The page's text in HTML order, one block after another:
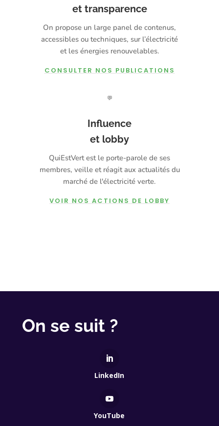
et transparence
On propose un large panel de contenus,
accessibles ou techniques, sur l’électricité
et les énergies renouvelables.
CONSULTER NOS PUBLICATIONS
💬
Influence
et lobby
QuiEstVert est le porte-parole de ses
membres, veille et réagit aux actualités du
marché de l'électricité verte.
VOIR NOS ACTIONS DE LOBBY
On se suit ?
LinkedIn
YouTube